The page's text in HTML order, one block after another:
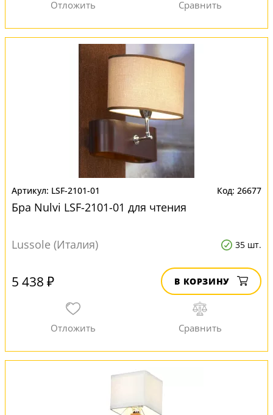
LSF-2101-01 26677
Бра Nulvi LSF-2101-01 для чтения
Lussole (Италия) 35 шт.
5 438 ₽ В КОРЗИНУ